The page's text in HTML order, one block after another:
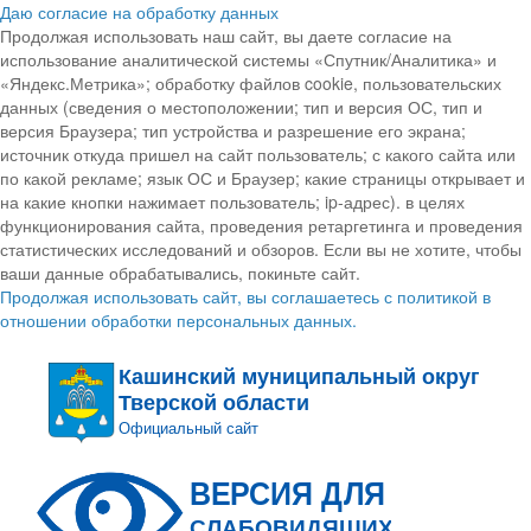
Даю согласие на обработку данных
Продолжая использовать наш сайт, вы даете согласие на
использование аналитической системы «Спутник/Аналитика» и
«Яндекс.Метрика»; обработку файлов cookie, пользовательских
данных (сведения о местоположении; тип и версия ОС, тип и
версия Браузера; тип устройства и разрешение его экрана;
источник откуда пришел на сайт пользователь; с какого сайта или
по какой рекламе; язык ОС и Браузер; какие страницы открывает и
на какие кнопки нажимает пользователь; ip-адрес). в целях
функционирования сайта, проведения ретаргетинга и проведения
статистических исследований и обзоров. Если вы не хотите, чтобы
ваши данные обрабатывались, покиньте сайт.
Продолжая использовать сайт, вы соглашаетесь с политикой в
отношении обработки персональных данных.